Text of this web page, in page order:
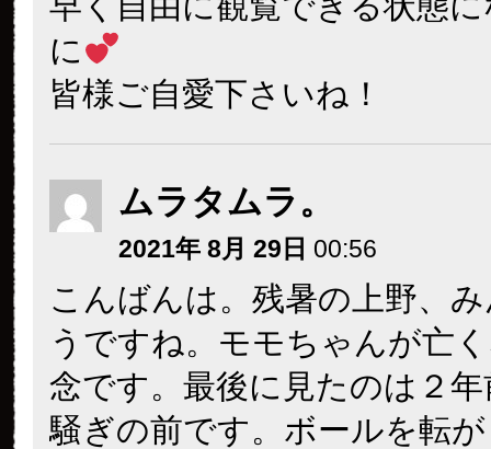
に
皆様ご自愛下さいね！
ムラタムラ。
2021年 8月 29日 00:56
こんばんは。残暑の上野、
うですね。モモちゃんが亡
念です。最後に見たのは２
騒ぎの前です。ボールを転